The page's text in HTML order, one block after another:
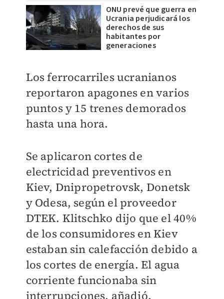
ONU prevé que guerra en
Ucrania perjudicará los
derechos de sus
habitantes por
generaciones
Los ferrocarriles ucranianos
reportaron apagones en varios
puntos y 15 trenes demorados
hasta una hora.
Se aplicaron cortes de
electricidad preventivos en
Kiev, Dnipropetrovsk, Donetsk
y Odesa, según el proveedor
DTEK. Klitschko dijo que el 40%
de los consumidores en Kiev
estaban sin calefacción debido a
los cortes de energía. El agua
corriente funcionaba sin
interrupciones, añadió.